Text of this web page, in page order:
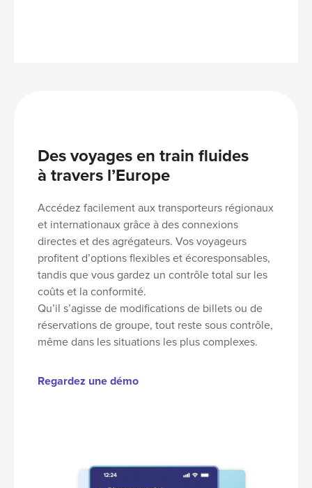
Des voyages en train fluides
à travers l’Europe
Accédez facilement aux transporteurs régionaux
et internationaux grâce à des connexions
directes et des agrégateurs. Vos voyageurs
profitent d’options flexibles et écoresponsables,
tandis que vous gardez un contrôle total sur les
coûts et la conformité.
Qu’il s’agisse de modifications de billets ou de
réservations de groupe, tout reste sous contrôle,
même dans les situations les plus complexes.
Regardez une démo